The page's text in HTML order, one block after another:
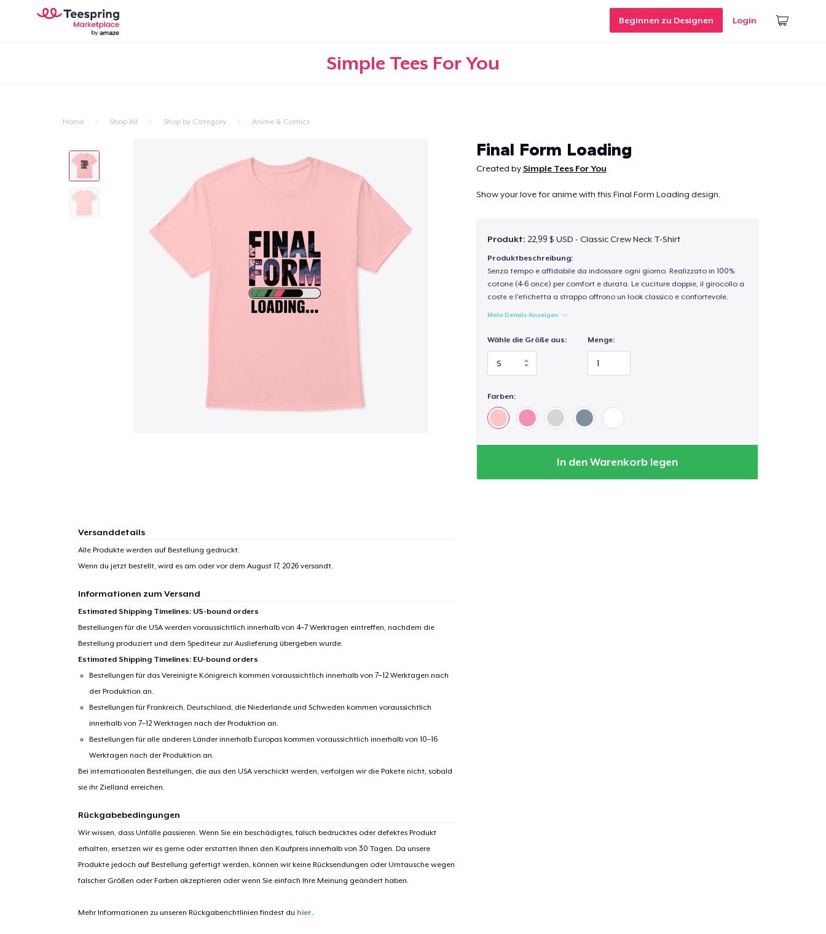
Beginnen zu Designen Login
Simple Tees For You
Home Shop All Shop by Category Anime & Comics
Final Form Loading
Created bySimple Tees For You
Show your love for anime with this Final Form Loading design.
Produkt: 22,99 $ USD - Classic Crew Neck T-Shirt
Produktbeschreibung:
Senza tempo e affidabile da indossare ogni giorno. Realizzato in 100%
cotone (4-6 once) per comfort e durata. Le cuciture doppie, il girocollo a
coste e l'etichetta a strappo offrono un look classico e confortevole.
Mehr Details Anzeigen
Wähle die Größe aus: Menge:
Farben:
In den Warenkorb legen
Versanddetails
Alle Produkte werden auf Bestellung gedruckt.
Wenn du jetzt bestellt, wird es am oder vor dem August 17, 2026versandt.
Informationen zum Versand
Estimated Shipping Timelines: US-bound orders
Bestellungen für die USA werden voraussichtlich innerhalb von 4–7 Werktagen eintreffen, nachdem die
Bestellung produziert und dem Spediteur zur Auslieferung übergeben wurde.
Estimated Shipping Timelines: EU-bound orders
Bestellungen für das Vereinigte Königreich kommen voraussichtlich innerhalb von 7–12 Werktagen nach
der Produktion an.
Bestellungen für Frankreich, Deutschland, die Niederlande und Schweden kommen voraussichtlich
innerhalb von 7–12 Werktagen nach der Produktion an.
Bestellungen für alle anderen Länder innerhalb Europas kommen voraussichtlich innerhalb von 10–16
Werktagen nach der Produktion an.
Bei internationalen Bestellungen, die aus den USA verschickt werden, verfolgen wir die Pakete nicht, sobald
sie ihr Zielland erreichen.
Rückgabebedingungen
Wir wissen, dass Unfälle passieren. Wenn Sie ein beschädigtes, falsch bedrucktes oder defektes Produkt
erhalten, ersetzen wir es gerne oder erstatten Ihnen den Kaufpreis innerhalb von 30 Tagen. Da unsere
Produkte jedoch auf Bestellung gefertigt werden, können wir keine Rücksendungen oder Umtausche wegen
falscher Größen oder Farben akzeptieren oder wenn Sie einfach Ihre Meinung geändert haben.
Mehr Informationen zu unseren Rückgaberichtlinien findest du hier.
1Artikel wurde zum Einkaufswagen